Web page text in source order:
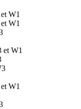
W1
W1
et W1
W1